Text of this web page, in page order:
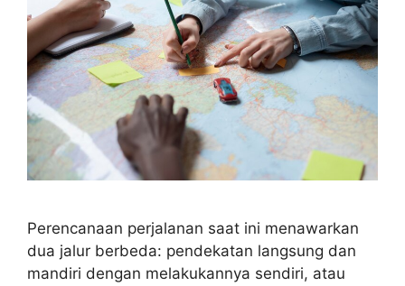
Perencanaan perjalanan saat ini menawarkan
dua jalur berbeda: pendekatan langsung dan
mandiri dengan melakukannya sendiri, atau